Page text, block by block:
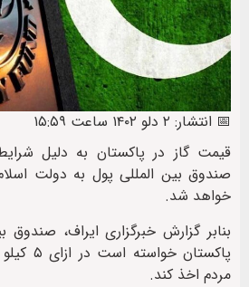
📅 انتشار: ۲ دلو ۱۴۰۲ ساعت ۱۵:۵۹
قیمت گاز در پاکستان به دلیل
صندوق بین المللی پول به دولت اسلام
خواهد شد.
بنابر گزارش خبرگزاری ایراف، صندوق
مردم اخذ کند.